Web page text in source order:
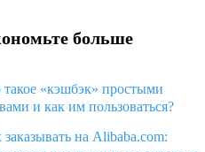
больше
такое «кэшбэк» простыми
и как им пользоваться?
заказывать на Alibaba.com: